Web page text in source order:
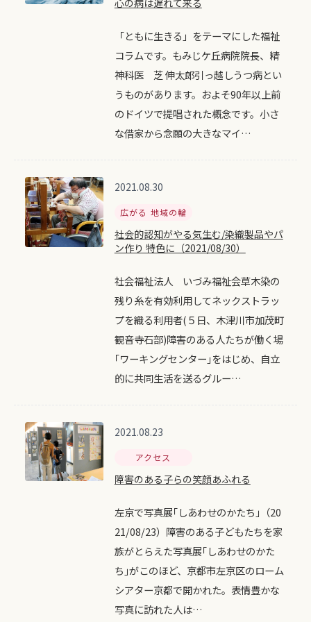
心の病は遅れて来る
「ともに生きる」をテーマにした福祉
コラムです。もみじケ丘病院院長、精
神科医 芝 伸太郎引っ越しうつ病とい
うものがあります。およそ90年以上前
のドイツで提唱された概念です。小さ
な借家から念願の大きなマイ…
2021.08.30
広がる 地域の輪
社会的認知がやる気生む/染織製品やパ
ン作り 特色に（2021/08/30）
社会福祉法人 いづみ福祉会草木染の
残り糸を有効利用してネックストラッ
プを織る利用者(５日、木津川市加茂町
観音寺石部)障害のある人たちが働く場
｢ワーキングセンター｣をはじめ、自立
的に共同生活を送るグルー…
2021.08.23
アクセス
障害のある子らの笑顔あふれる
左京で写真展｢しあわせのかたち｣（20
21/08/23）障害のある子どもたちを家
族がとらえた写真展｢しあわせのかた
ち｣がこのほど、京都市左京区のローム
シアター京都で開かれた。表情豊かな
写真に訪れた人は…